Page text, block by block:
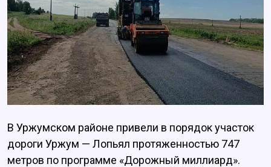
В Уржумском районе привели в порядок участок
дороги Уржум — Лопьял протяженностью 747
метров по программе «Дорожный миллиард».